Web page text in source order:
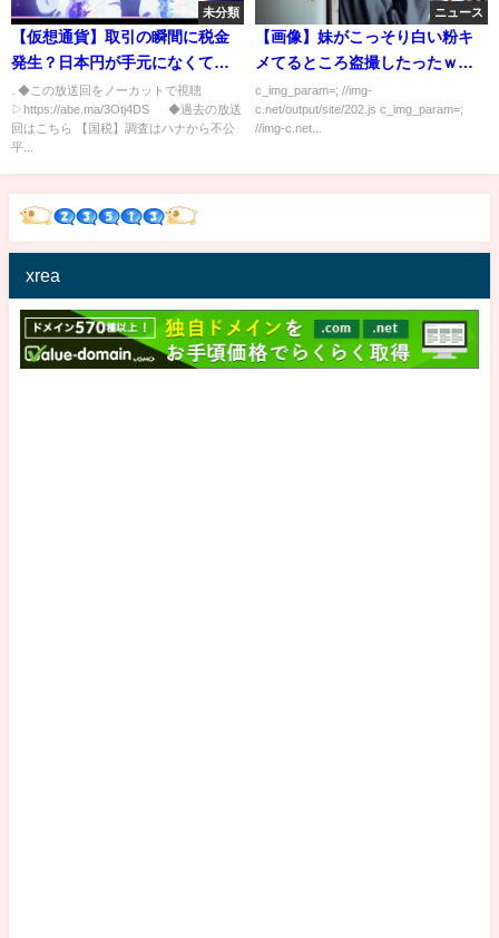
未分類
【仮想通貨】取引の瞬間に税金
発生？日本円が手元になくても
課税？暗号資産の落とし穴
. ◆この放送回をノーカットで視聴
▷https://abe.ma/3Otj4DS ◆過去の放送
回はこちら 【国税】調査はハナから不公
平...
ニュース
【画像】妹がこっそり白い粉キ
メてるところ盗撮したったｗｗ
ｗｗｗ
c_img_param=; //img-
c.net/output/site/202.js c_img_param=;
//img-c.net...
xrea